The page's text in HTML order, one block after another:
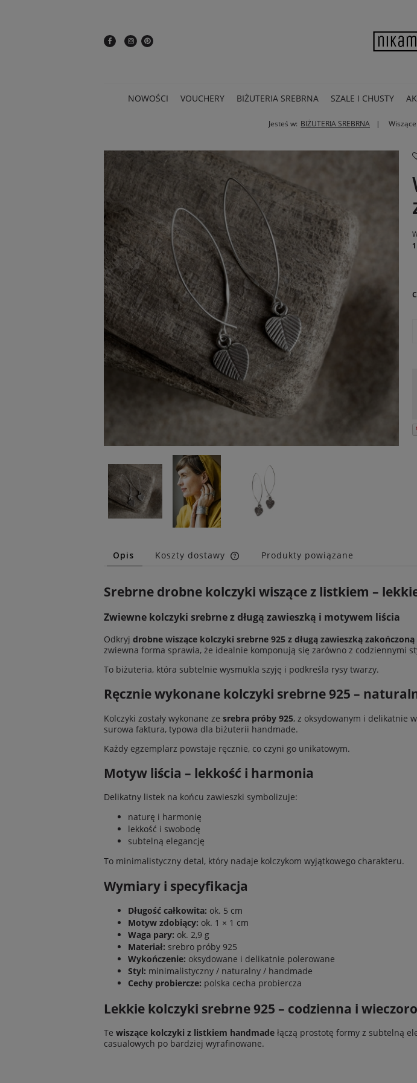
NOWOŚCI VOUCHERY BIŻUTERIA SREBRNA SZALE I CHUSTY
Jesteś w: BIŻUTERIA SREBRNA
Opis Koszty dostawy
Cena nie zawiera ewentualnych
kosztów płatności
Produkty powiązane
Srebrne drobne kolczyki wiszące z listkiem –
Zwiewne kolczyki srebrne z długą zawieszką i motywem liścia
Odkryj drobne wiszące kolczyki srebrne 925 z długą zawieszką
zwiewna forma sprawia, że idealnie komponują się zarówno z codziennymi
To biżuteria, która subtelnie wysmukla szyję i podkreśla rysy twarzy.
Ręcznie wykonane kolczyki srebrne 925 –
Kolczyki zostały wykonane ze srebra próby 925, z oksydowanym i delikatnie
surowa faktura, typowa dla biżuterii handmade.
Każdy egzemplarz powstaje ręcznie, co czyni go unikatowym.
Motyw liścia – lekkość i harmonia
Delikatny listek na końcu zawieszki symbolizuje:
naturę i harmonię
lekkość i swobodę
subtelną elegancję
To minimalistyczny detal, który nadaje kolczykom wyjątkowego charakteru.
Wymiary i specyfikacja
Długość całkowita: ok. 5 cm
Motyw zdobiący: ok. 1 × 1 cm
Waga pary: ok. 2,9 g
Materiał: srebro próby 925
Wykończenie: oksydowane i delikatnie polerowane
Styl: minimalistyczny / naturalny / handmade
Cechy probiercze: polska cecha probiercza
Lekkie kolczyki srebrne 925 – codzienna i
Te wiszące kolczyki z listkiem handmade łączą prostotę formy z subtelną
casualowych po bardziej wyrafinowane.